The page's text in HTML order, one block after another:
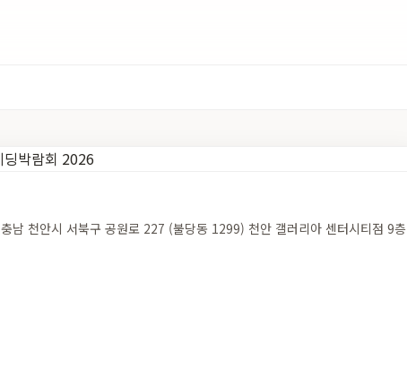
충남 천안시 서북구 공원로 227 (불당동 1299) 천안 갤러리아 센터시티점 9층